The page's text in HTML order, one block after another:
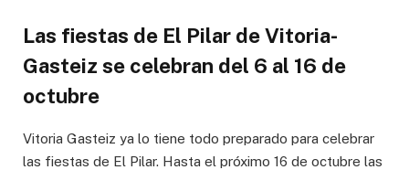
Las fiestas de El Pilar de Vitoria-
Gasteiz se celebran del 6 al 16 de
octubre
Vitoria Gasteiz ya lo tiene todo preparado para celebrar
las fiestas de El Pilar. Hasta el próximo 16 de octubre las